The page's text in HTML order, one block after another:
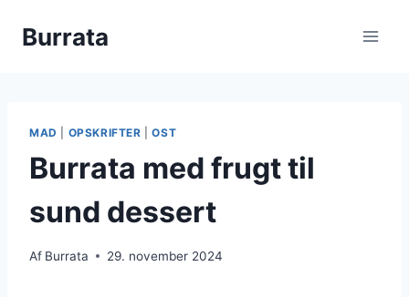
Burrata
MAD OPSKRIFTER |OST
Burrata med frugt til
sund dessert
Af Burrata 29. november 2024